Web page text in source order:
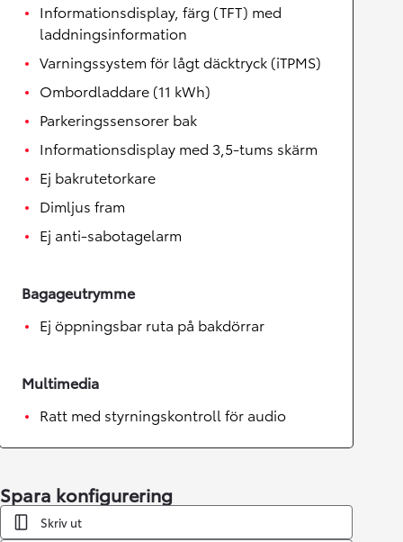
Informationsdisplay, färg (TFT) med
laddningsinformation
Varningssystem för lågt däcktryck (iTPMS)
Ombordladdare (11 kWh)
Parkeringssensorer bak
Informationsdisplay med 3,5-tums skärm
Ej bakrutetorkare
Dimljus fram
Ej anti-sabotagelarm
Bagageutrymme
Ej öppningsbar ruta på bakdörrar
Multimedia
Ratt med styrningskontroll för audio
Spara konfigurering
Skriv ut